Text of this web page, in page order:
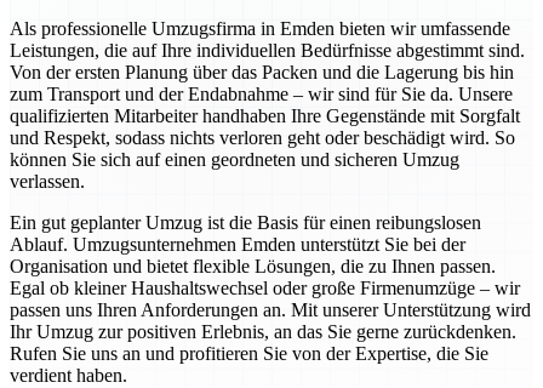
Als professionelle Umzugsfirma in Emden bieten wir umfassende
Leistungen, die auf Ihre individuellen Bedürfnisse abgestimmt sind.
Von der ersten Planung über das Packen und die Lagerung bis hin
zum Transport und der Endabnahme – wir sind für Sie da. Unsere
qualifizierten Mitarbeiter handhaben Ihre Gegenstände mit Sorgfalt
und Respekt, sodass nichts verloren geht oder beschädigt wird. So
können Sie sich auf einen geordneten und sicheren Umzug
verlassen.
Ein gut geplanter Umzug ist die Basis für einen reibungslosen
Ablauf. Umzugsunternehmen Emden unterstützt Sie bei der
Organisation und bietet flexible Lösungen, die zu Ihnen passen.
Egal ob kleiner Haushaltswechsel oder große Firmenumzüge – wir
passen uns Ihren Anforderungen an. Mit unserer Unterstützung wird
Ihr Umzug zur positiven Erlebnis, an das Sie gerne zurückdenken.
Rufen Sie uns an und profitieren Sie von der Expertise, die Sie
verdient haben.